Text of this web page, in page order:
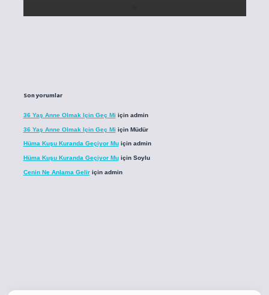
Son yorumlar
36 Yaş Anne Olmak Için Geç Mi için admin
36 Yaş Anne Olmak Için Geç Mi için Müdür
Hüma Kuşu Kuranda Geçiyor Muiçin admin
Hüma Kuşu Kuranda Geçiyor Muiçin Soylu
Cenin Ne Anlama Geliriçin admin